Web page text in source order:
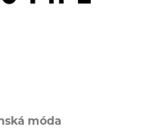
móda